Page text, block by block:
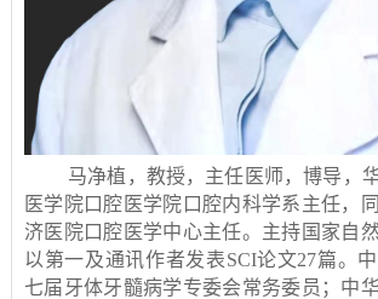
马净植，教授，主任医师，博导，
医学院口腔医学院口腔内科学系主任，
济医院口腔医学中心主任。主持国家自
以第一及通讯作者发表SCI论文27篇。
七届牙体牙髓病学专委会常务委员；中